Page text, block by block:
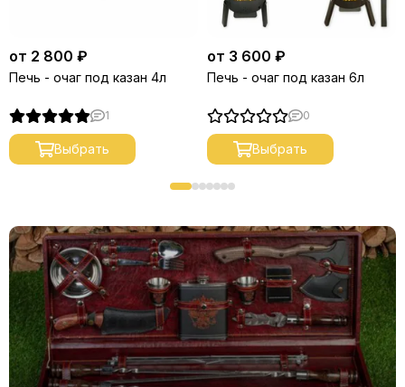
от 2 800 ₽
Печь - очаг под казан 4л
1
Выбрать
от 3 600 ₽
Печь - очаг под казан 6л
0
Выбрать